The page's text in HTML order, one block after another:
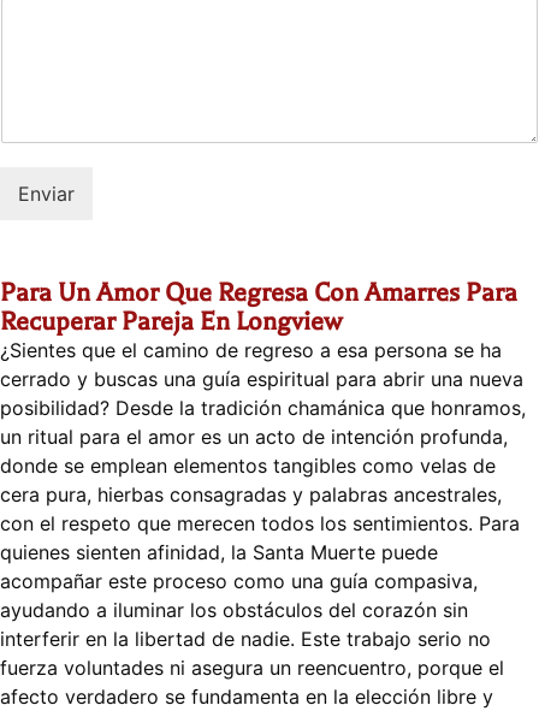
Enviar
Para Un Amor Que Regresa Con Amarres Para
Recuperar Pareja En Longview
¿Sientes que el camino de regreso a esa persona se ha
cerrado y buscas una guía espiritual para abrir una nueva
posibilidad? Desde la tradición chamánica que honramos,
un ritual para el amor es un acto de intención profunda,
donde se emplean elementos tangibles como velas de
cera pura, hierbas consagradas y palabras ancestrales,
con el respeto que merecen todos los sentimientos. Para
quienes sienten afinidad, la Santa Muerte puede
acompañar este proceso como una guía compasiva,
ayudando a iluminar los obstáculos del corazón sin
interferir en la libertad de nadie. Este trabajo serio no
fuerza voluntades ni asegura un reencuentro, porque el
afecto verdadero se fundamenta en la elección libre y